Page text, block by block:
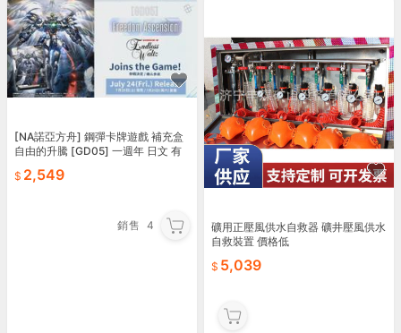
[NA諾亞方舟] 鋼彈卡牌遊戲 補充盒
自由的升騰 [GD05] 一週年 日文 有
2,549
銷售 4
礦用正壓風供水自救器 礦井壓風供水
自救裝置 價格低
5,039